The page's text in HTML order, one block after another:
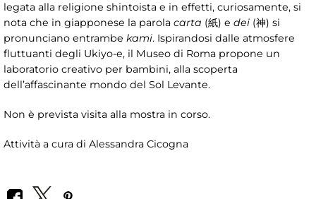
legata alla religione shintoista e in effetti, curiosamente, si
nota che in giapponese la parola carta (紙) e dei (神) si
pronunciano entrambe kami. Ispirandosi dalle atmosfere
fluttuanti degli Ukiyo-e, il Museo di Roma propone un
laboratorio creativo per bambini, alla scoperta
dell’affascinante mondo del Sol Levante.
Non è prevista visita alla mostra in corso.
Attività a cura di Alessandra Cicogna